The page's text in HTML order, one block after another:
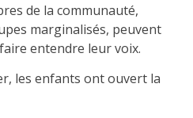
de la communauté,
marginalisés, peuvent
entendre leur voix.
les enfants ont ouvert la